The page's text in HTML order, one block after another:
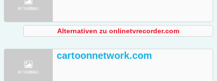
Alternativen zu onlinetvrecorder.com
cartoonnetwork.com